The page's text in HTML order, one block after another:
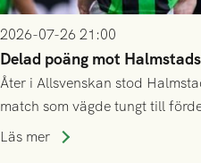
2026-07-26 21:00
Delad poäng mot
Åter i Allsvenskan stod
match som vägde tungt till
delades efter dramatik på
Läs mer